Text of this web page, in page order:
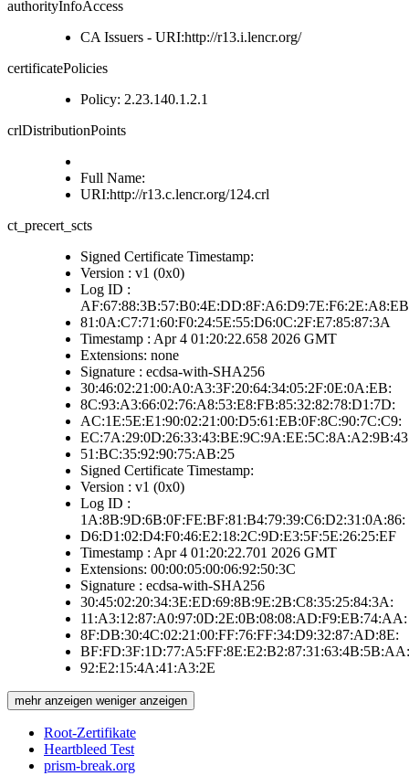
authorityInfoAccess
CA Issuers - URI:http://r13.i.lencr.org/
certificatePolicies
Policy: 2.23.140.1.2.1
crlDistributionPoints
Full Name:
URI:http://r13.c.lencr.org/124.crl
ct_precert_scts
Signed Certificate Timestamp:
Version : v1 (0x0)
Log ID :
81:0A:C7:71:60:F0:24:5E:55:D6:0C:2F:E7:85:87:3A
Timestamp : Apr 4 01:20:22.658 2026 GMT
Extensions: none
Signature : ecdsa-with-SHA256
30:46:02:21:00:A0:A3:3F:20:64:34:05:2F:0E:0A:EB:
8C:93:A3:66:02:76:A8:53:E8:FB:85:32:82:78:D1:7D:
AC:1E:5E:E1:90:02:21:00:D5:61:EB:0F:8C:90:7C:C9:
51:BC:35:92:90:75:AB:25
Signed Certificate Timestamp:
Version : v1 (0x0)
Log ID :
1A:8B:9D:6B:0F:FE:BF:81:B4:79:39:C6:D2:31:0A:86:
D6:D1:02:D4:F0:46:E2:18:2C:9D:E3:5F:5E:26:25:EF
Timestamp : Apr 4 01:20:22.701 2026 GMT
Extensions: 00:00:05:00:06:92:50:3C
Signature : ecdsa-with-SHA256
30:45:02:20:34:3E:ED:69:8B:9E:2B:C8:35:25:84:3A:
11:A3:12:87:A0:97:0D:2E:0B:08:08:AD:F9:EB:74:AA:
8F:DB:30:4C:02:21:00:FF:76:FF:34:D9:32:87:AD:8E:
BF:FD:3F:1D:77:A5:FF:8E:E2:B2:87:31:63:4B:5B:AA:
92:E2:15:4A:41:A3:2E
mehr anzeigen weniger anzeigen
Root-Zertifikate
Heartbleed Test
prism-break.org